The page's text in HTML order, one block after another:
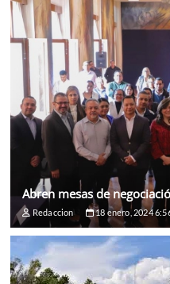
Abren mesas de
Redaccion 18 enero, 2024